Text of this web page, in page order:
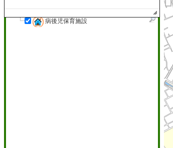
病児・病後児保育施設
病後児保育施設